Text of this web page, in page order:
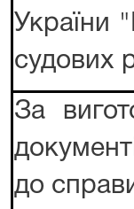
України
судових
За
до